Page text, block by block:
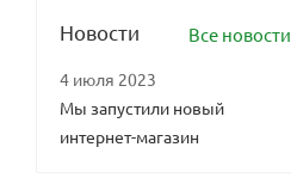
Новости Все новости
4 июля 2023
Мы запустили новый
интернет-магазин